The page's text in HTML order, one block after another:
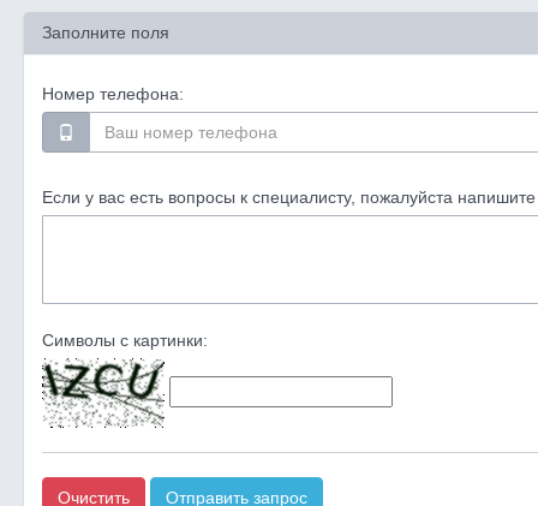
Заполните поля
Номер телефона:
Если у вас есть вопросы к специалисту, пожалуйста напишите
Символы с картинки:
Очистить Отправить запрос